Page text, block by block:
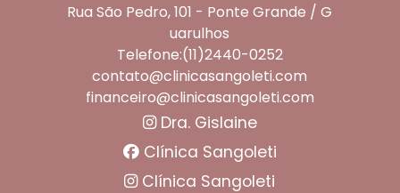
Dentadura Removível
Rua São Pedro, 101 - Ponte Grande / G
uarulhos
Telefone:(11)2440-0252
contato@clinicasangoleti.com
financeiro@clinicasangoleti.com
Dra. Gislaine
Clínica Sangoleti
Clínica Sangoleti